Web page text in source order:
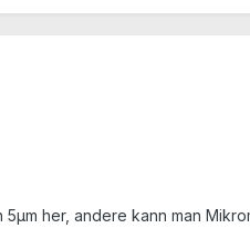
her, andere kann man